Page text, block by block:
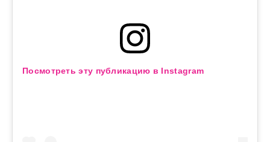
Посмотреть эту публикацию в Instagram